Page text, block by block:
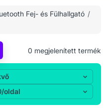
Fej- és Fülhallgató
0 megjelenített termék